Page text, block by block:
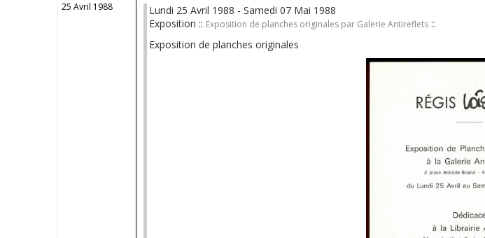
25 Avril 1988
Lundi 25 Avril 1988 - Samedi 07 Mai 1988
Exposition :: Exposition de planches originales par Galerie Antireflets ::
Exposition de planches originales